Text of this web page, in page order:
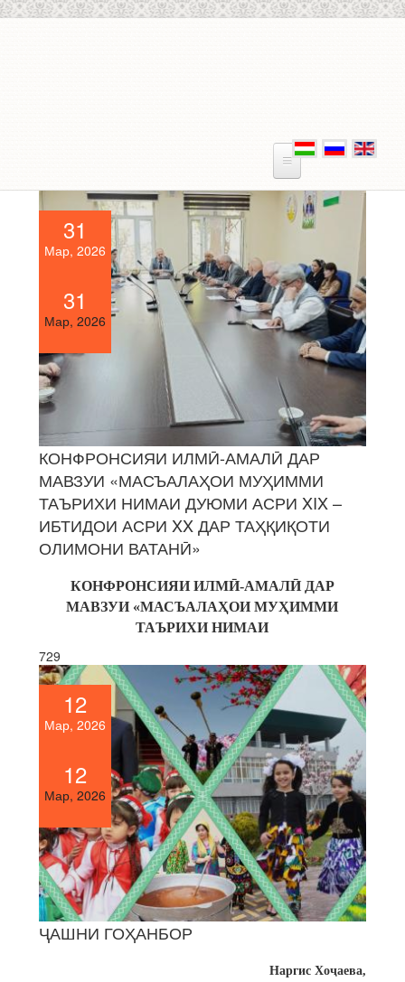
31
Мар, 2026
31
Мар, 2026
КОНФРОНСИЯИ ИЛМӢ-АМАЛӢ ДАР
МАВЗУИ «МАСЪАЛАҲОИ МУҲИММИ
ТАЪРИХИ НИМАИ ДУЮМИ АСРИ XIX –
ИБТИДОИ АСРИ XX ДАР ТАҲҚИҚОТИ
ОЛИМОНИ ВАТАНӢ»
КОНФРОНСИЯИ ИЛМӢ-АМАЛӢ ДАР
МАВЗУИ «МАСЪАЛАҲОИ МУҲИММИ
ТАЪРИХИ НИМАИ
729
12
Мар, 2026
12
Мар, 2026
ҶАШНИ ГОҲАНБОР
Наргис Хоҷаева,